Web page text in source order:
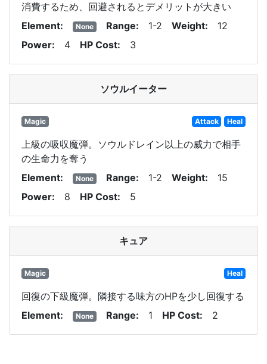
消費するため、回避されるとデメリットが大きい
Element
None Range 1-2 Weight
12
Power
4 HP Cost 3
ソウルイーター
Magic Attack Heal
上級の吸収魔弾。ソウルドレイン以上の威力で相手
の生命力を奪う
Element
None Range 1-2 Weight
15
Power
8 HP Cost 5
キュア
Magic Heal
回復の下級魔弾。隣接する味方のHPを少し回復する
Element
None Range 1 HP Cost 2